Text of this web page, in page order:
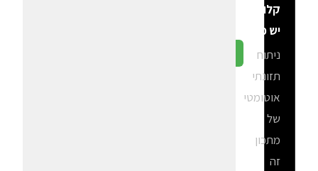
קלוריות
יש פה?
ניתוח
תזונתי
אוטומטי
של
מתכון
זה